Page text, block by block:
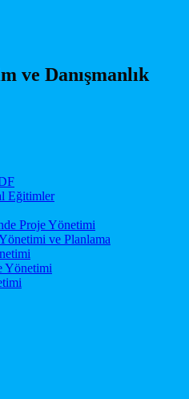
ve Danışmanlık
Eğitimler
Proje Yönetimi
ve Planlama
Yönetimi